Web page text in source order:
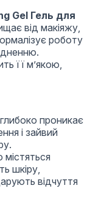
Gel Гель для
від макіяжу,
роботу
її м’якою,
проникає
і зайвий
шкіру,
відчуття